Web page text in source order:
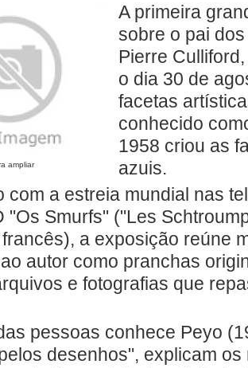
ampliar
A primeira
sobre o pai
Pierre
o dia 30 de
facetas
conhecido
1958 criou as
azuis.
com a estreia mundial nas
"Os Smurfs" ("Les
a exposição reúne
autor como pranchas
e fotografias que
pessoas conhece Peyo
desenhos", explicam